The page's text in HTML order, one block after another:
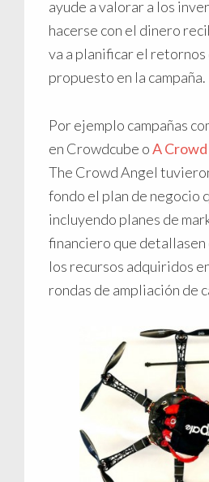
ayude a valorar a los
hacerse con el dinero
va a planificar el
propuesto en la campaña.
Por ejemplo campañas
en Crowdcube oA
The Crowd Angel
fondo el plan de negocio
incluyendo planes de
financiero que detallasen
los recursos adquiridos
rondas de ampliación de